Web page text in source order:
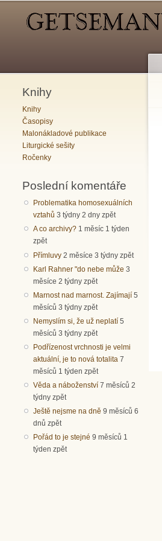
Knihy
Knihy
Časopisy
Malonákladové publikace
Liturgické sešity
Ročenky
Poslední komentáře
Problematika homosexuálních
vztahů 3 týdny 2 dny zpět
A co archivy? 1 měsíc 1 týden
zpět
Přímluvy 2 měsíce 3 týdny zpět
Karl Rahner "do nebe může 3
měsíce 2 týdny zpět
Marnost nad marnost. Zajímají 5
měsíců 3 týdny zpět
Nemyslím si, že už neplatí 5
měsíců 3 týdny zpět
Podřízenost vrchnosti je velmi
aktuální, je to nová totalita 7
měsíců 1 týden zpět
Věda a náboženství 7 měsíců 2
týdny zpět
Ještě nejsme na dně 9 měsíců 6
dnů zpět
Pořád to je stejné 9 měsíců 1
týden zpět